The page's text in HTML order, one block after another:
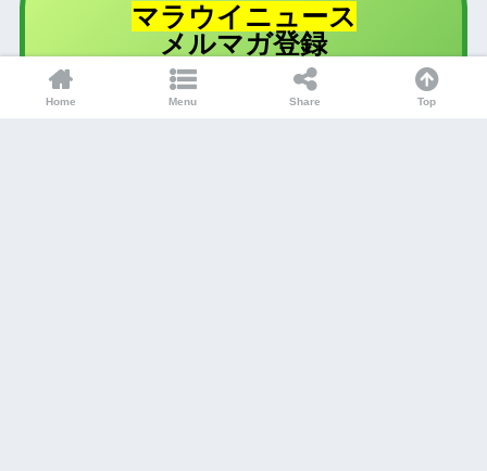
マラウイニュース
メルマガ登録
メルマガ限定配信の
マラウイ超ローカルニュースが
で受け取
Home Menu Share Top